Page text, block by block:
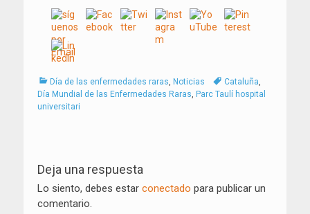
Categorías
Día de las enfermedades raras, Noticias TagsCataluña,
Día Mundial de las Enfermedades Raras, Parc Taulí hospital
universitari
de
entradas
Deja una respuesta
Lo siento, debes estar conectado para publicar un
comentario.